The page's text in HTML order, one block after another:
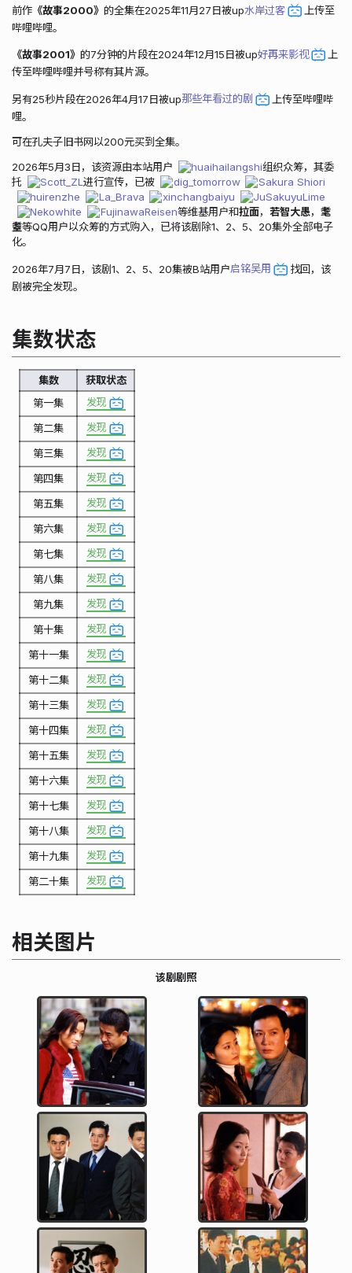
前作 《故事2000》 的全集在2025年11月27日被up水岸过客
上传至
哔哩哔哩。
《故事2001》 的7分钟的片段在2024年12月15日被up好再来影视
上
传至哔哩哔哩并号称有其片源。
另有25秒片段在2026年4月17日被up那些年看过的剧
上传至哔哩哔
哩。
可在孔夫子旧书网以200元买到全集。
2026年5月3日，该资源由本站用户 huaihailangshi组织众筹，其委
托
Scott_ZL进行宣传，已被 dig_tomorrow
Sakura Shiori
huirenzhe
La_Brava xinchangbaiyu
JuSakuyuLime
Nekowhite
FujinawaReisen等维基用户和拉面， 若智大愚， 耄
耋等QQ用户以众筹的方式购入，已将该剧除1、2、5、20集外全部电子
化。
2026年7月7日，该剧1、2、5、20集被B站用户启铭吴用
找回，该
剧被完全发现。
集数状态
集数
获取状态
第一集
发现
第二集 发现
第三集 发现
第四集 发现
第五集 发现
第六集 发现
第七集 发现
第八集 发现
第九集 发现
第十集 发现
第十一集 发现
第十二集 发现
第十三集 发现
第十四集 发现
第十五集 发现
第十六集 发现
第十七集 发现
第十八集 发现
第十九集 发现
第二十集 发现
相关图片
该剧剧照